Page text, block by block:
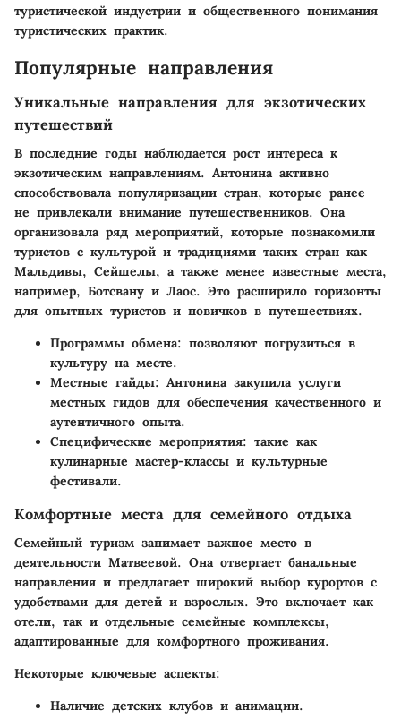
туристической индустрии и общественного понимания
туристических практик.
Популярные направления
Уникальные направления для экзотических
путешествий
В последние годы наблюдается рост интереса к
экзотическим направлениям. Антонина активно
способствовала популяризации стран, которые ранее
не привлекали внимание путешественников. Она
организовала ряд мероприятий, которые познакомили
туристов с культурой и традициями таких стран как
Мальдивы, Сейшелы, а также менее известные места,
например, Ботсвану и Лаос. Это расширило горизонты
для опытных туристов и новичков в путешествиях.
Программы обмена: позволяют погрузиться в
культуру на месте.
Местные гайды: Антонина закупила услуги
местных гидов для обеспечения качественного и
аутентичного опыта.
Специфические мероприятия: такие как
кулинарные мастер-классы и культурные
фестивали.
Комфортные места для семейного отдыха
Семейный туризм занимает важное место в
деятельности Матвеевой. Она отвергает банальные
направления и предлагает широкий выбор курортов с
удобствами для детей и взрослых. Это включает как
отели, так и отдельные семейные комплексы,
адаптированные для комфортного проживания.
Некоторые ключевые аспекты:
Наличие детских клубов и анимации.